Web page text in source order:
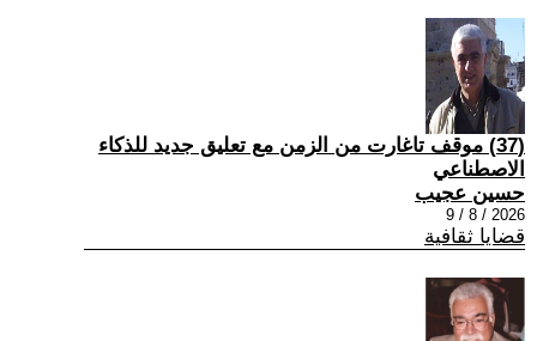
(37) موقف تاغارت من الزمن مع تعليق جديد للذكاء
الاصطناعي
حسين عجيب
2026 / 8 / 9
قضايا ثقافية